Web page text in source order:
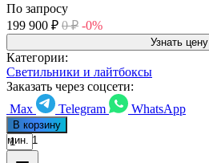
По запросу
199 900 ₽ 0 ₽ -0%
Узнать цену
Категории:
Светильники и лайтбоксы
Заказать через соцсети:
Max
Telegram WhatsApp
В корзину
мин. 1